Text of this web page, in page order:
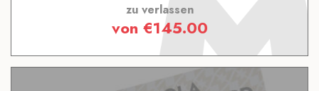
zu verlassen
von €145.00